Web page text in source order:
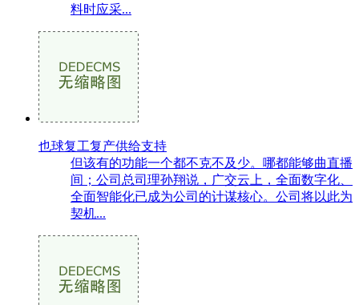
料时应采...
也球复工复产供给支持
但该有的功能一个都不克不及少。哪都能够曲直播
间；公司总司理孙翔说，广交云上，全面数字化、
全面智能化已成为公司的计谋核心。公司将以此为
契机...